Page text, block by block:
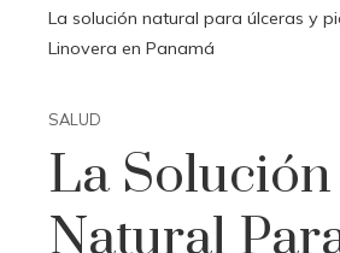
La solución natural para úlceras y
Linovera en Panamá
SALUD
La Solución
Natural